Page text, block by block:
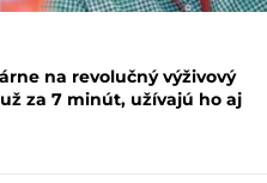
na revolučný výživový
za 7 minút, užívajú ho aj